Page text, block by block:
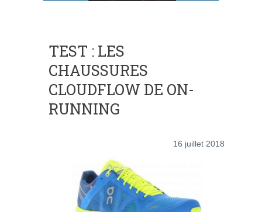
TEST : LES
CHAUSSURES
CLOUDFLOW DE ON-
RUNNING
16 juillet 2018